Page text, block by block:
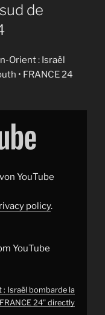
de
Orient : Israël
• FRANCE 24
YouTube
policy.
YouTube
: Israël bombarde la
24" directly